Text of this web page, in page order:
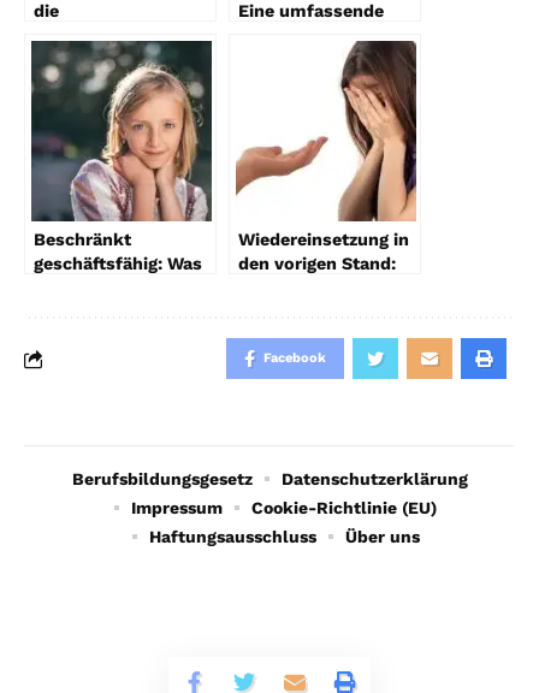
die
ohne Notar wissen
müssen
Eine umfassende
Beschränkt
geschäftsfähig: Was
Wiedereinsetzung in
den vorigen Stand:
Facebook
Berufsbildungsgesetz
Datenschutzerklärung
Impressum
Cookie-Richtlinie (EU)
Haftungsausschluss
Über uns